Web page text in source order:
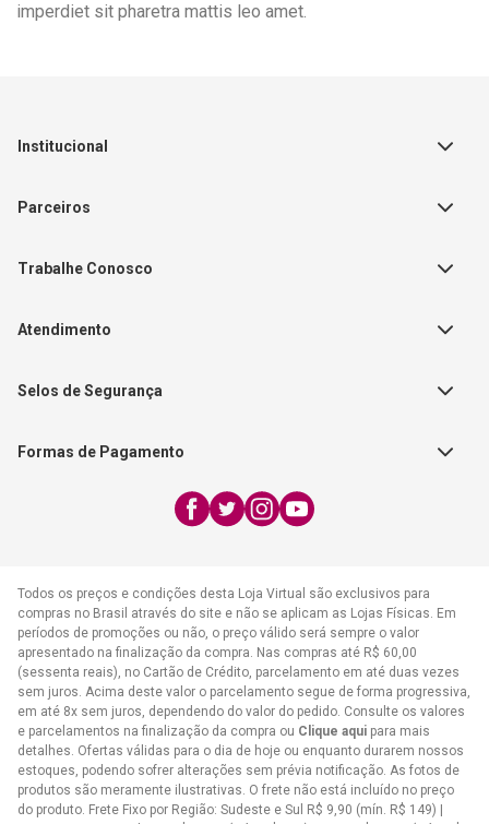
imperdiet sit pharetra mattis leo amet.
Institucional
Sobre a Empresa
Política de Vendas
Catálogos de Produtos
Parceiros
Teste Maeztra
Editorial Patmos
FAECAD
Trabalhe Conosco
Fale Conosco
Nossas Lojas
Atendimento
17:30h
WhatsApp:
atendimento@cpad.com.br
Selos de Segurança
Formas de Pagamento
Todos os preços e condições desta Loja Virtual são exclusivos para
compras no Brasil através do site e não se aplicam as Lojas Físicas. Em
períodos de promoções ou não, o preço válido será sempre o valor
apresentado na finalização da compra. Nas compras até R$ 60,00
(sessenta reais), no Cartão de Crédito, parcelamento em até duas vezes
sem juros. Acima deste valor o parcelamento segue de forma progressiva,
em até 8x sem juros, dependendo do valor do pedido. Consulte os valores
e parcelamentos na finalização da compra ou Clique aqui para mais
detalhes. Ofertas válidas para o dia de hoje ou enquanto durarem nossos
estoques, podendo sofrer alterações sem prévia notificação. As fotos de
produtos são meramente ilustrativas. O frete não está incluído no preço
do produto. Frete Fixo por Região: Sudeste e Sul R$ 9,90 (mín. R$ 149) |